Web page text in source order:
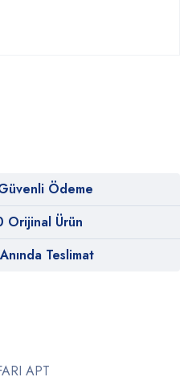
Ödeme
Orijinal Ürün
Teslimat
APT